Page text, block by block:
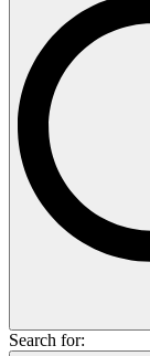
Search for: